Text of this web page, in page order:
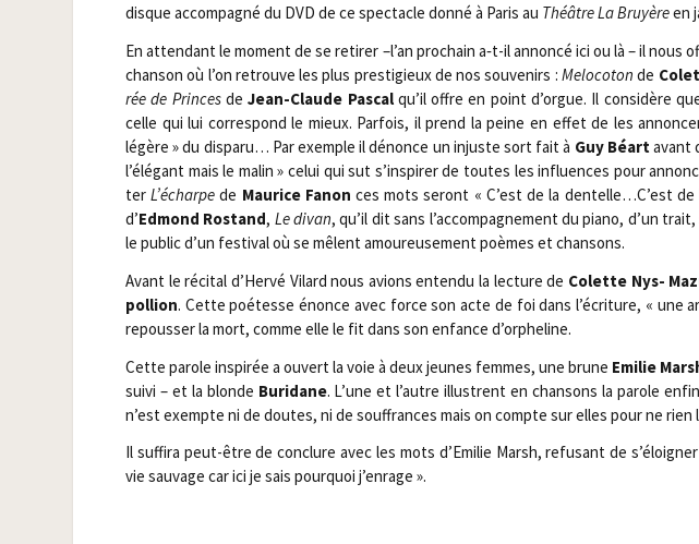
disque accom­pa­gné du DVD de ce spec­tacle don­né à Paris au Théâtre La Bruyèreen
En atten­dant le moment de se reti­rer –l’an pro­chain a‑t-il annon­cé ici ou là – il
chan­son où l’on retrouve les plus pres­ti­gieux de nos sou­ve­nirs :Melo­co­ton de
rée de PrincesdeJean-Claude Pas­calqu’il offre en point d’orgue. Il consi­dère
celle qui lui cor­res­pond le mieux. Par­fois, il prend la peine en effet de les
légère » du dis­pa­ru… Par exemple il dénonce un injuste sort fait à Guy Béart avant
l’élégant mais le malin » celui qui sut s’inspirer de toutes les influences pour
terL’écharpe de Mau­rice Fanon ces mots seront « C’est de la dentelle…C’est
d’Edmond Ros­tand, Le divan, qu’il dit sans l’accompagnement du pia­no, d’un
le public d’un fes­ti­val où se mêlent amou­reu­se­ment poèmes et chansons.
Avant le réci­tal d’Hervé Vilard nous avions enten­du la lec­ture de Colette Nys-
pol­lion. Cette poé­tesse énonce avec force son acte de foi dans l’écriture, « une
repous­ser la mort, comme elle le fit dans son enfance d’orpheline.
Cette parole ins­pi­rée a ouvert la voie à deux jeunes femmes, une brune Emi­lie
sui­vi – et la blonde Buri­dane. L’une et l’autre illus­trent en chan­sons la parole
n’est exempte ni de doutes, ni de souf­frances mais on compte sur elles pour ne rien
Il suf­fi­ra peut-être de conclure avec les mots d’Emilie Marsh, refu­sant de
vie sau­vage car ici je sais pour­quoi j’enrage ».